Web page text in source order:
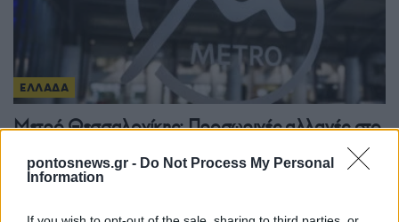
pontosnews.gr - Do Not Process My Personal
Information
ΕΛΛΑΔΑ
Μετρό Θεσσαλονίκης: Προσωρινές αλλαγές στο
ωράριο λειτουργίας σήμερα και αύριο
6/08/2026 - 5:09μμ